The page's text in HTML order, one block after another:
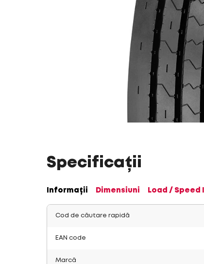
Specificații
Informații Dimensiuni Load / Speed
Cod de căutare rapidă
EAN code
Marcă